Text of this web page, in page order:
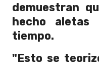
demuestran
hecho aletas
tiempo.
"Esto se